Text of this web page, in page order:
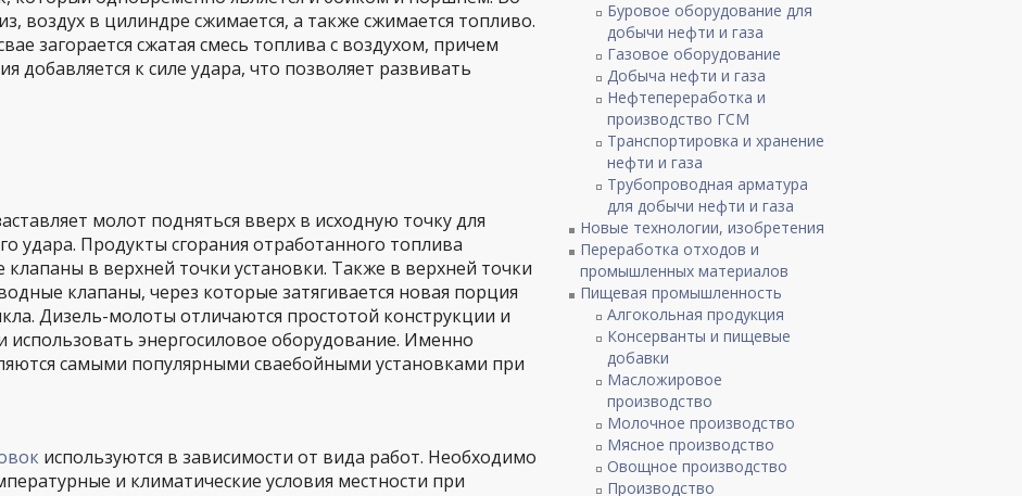
воздух в цилиндре сжимается, а также сжимается топливо.
загорается сжатая смесь топлива с воздухом, причем
добавляется к силе удара, что позволяет развивать
молот подняться вверх в исходную точку для
удара. Продукты сгорания отработанного топлива
в верхней точки установки. Также в верхней точки
клапаны, через которые затягивается новая порция
Дизель-молоты отличаются простотой конструкции и
использовать энергосиловое оборудование. Именно
самыми популярными сваебойными установками при
используются в зависимости от вида работ. Необходимо
и климатические условия местности при
Буровое оборудование для
добычи нефти и газа
Газовое оборудование
Добыча нефти и газа
Нефтепереработка и
производство ГСМ
Транспортировка и хранение
нефти и газа
Трубопроводная арматура
для добычи нефти и газа
Новые технологии, изобретения
Переработка отходов и
промышленных материалов
Пищевая промышленность
Алгокольная продукция
Консерванты и пищевые
добавки
Масложировое
производство
Молочное производство
Мясное производство
Овощное производство
Производство